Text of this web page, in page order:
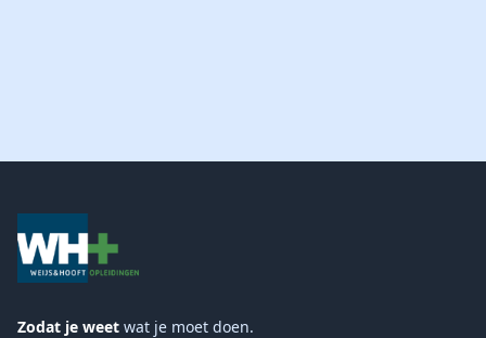
Zodat je weet wat je moet doen.